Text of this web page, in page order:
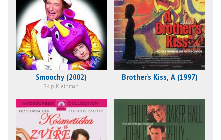
Smoochy (2002)
Skip Kleinman
Brother's Kiss, A (1997)